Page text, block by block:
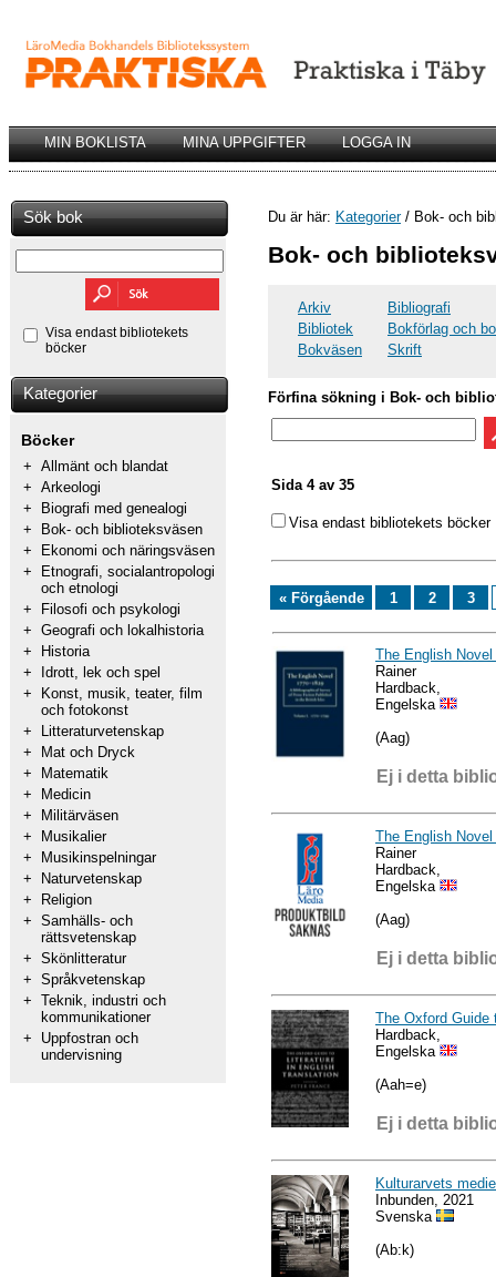
MIN BOKLISTA MINA UPPGIFTER LOGGA IN
Sök bok
Visa endast bibliotekets
böcker
Kategorier
Böcker
+ Allmänt och blandat
+ Arkeologi
+
Biografi med genealogi
+
Bok- och biblioteksväsen
+
Ekonomi och näringsväsen
+
Etnografi, socialantropologi
och etnologi
+
Filosofi och psykologi
+ Geografi och lokalhistoria
+
Historia
+
Idrott, lek och spel
+
Konst, musik, teater, film
och fotokonst
+
Litteraturvetenskap
+
Mat och Dryck
+
Matematik
+
Medicin
+
Militärväsen
+
Musikalier
+
Musikinspelningar
+
Naturvetenskap
+
Religion
+ Samhälls- och
rättsvetenskap
+ Skönlitteratur
+ Språkvetenskap
+ Teknik, industri och
kommunikationer
+
Uppfostran och
undervisning
Du är här: Kategorier/ Bok- och
Bok- och
Arkiv
Bibliografi
Bibliotek
Bokförlag och
Bokväsen
Skrift
Förfina sökning i Bok- och
Sida 4 av 35
Visa endast bibliotekets böcker
« Förgående 1 2 3
The English
Rainer
Hardback,
Engelska
(Aag)
Ej i detta
The English
Rainer
Hardback,
Engelska
(Aag)
Ej i detta
The Oxford Guide
Hardback,
Engelska
(Aah=e)
Ej i detta
Kulturarvets
Inbunden, 2021
Svenska
(Ab:k)